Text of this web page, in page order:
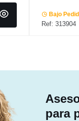
Bajo
Ref: 313904
para